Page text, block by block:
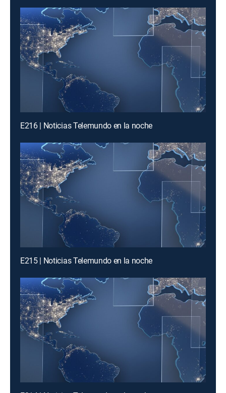
E216 | Noticias Telemundo en la noche
E215 | Noticias Telemundo en la noche